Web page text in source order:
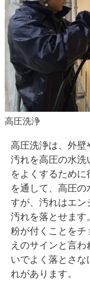
高圧洗浄
高圧洗浄は、外
汚れを高圧の水
をよくするため
を通して、高圧
すが、汚れはエン
汚れを落とせま
粉が付くことを
えのサインと言
いでよく落とさ
れがあります。